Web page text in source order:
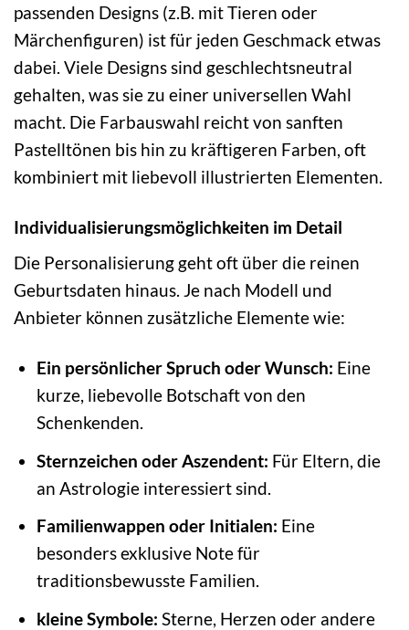
passenden Designs (z.B. mit Tieren oder
Märchenfiguren) ist für jeden Geschmack etwas
dabei. Viele Designs sind geschlechtsneutral
gehalten, was sie zu einer universellen Wahl
macht. Die Farbauswahl reicht von sanften
Pastelltönen bis hin zu kräftigeren Farben, oft
kombiniert mit liebevoll illustrierten Elementen.
Individualisierungsmöglichkeiten im Detail
Die Personalisierung geht oft über die reinen
Geburtsdaten hinaus. Je nach Modell und
Anbieter können zusätzliche Elemente wie:
Ein persönlicher Spruch oder Wunsch: Eine
kurze, liebevolle Botschaft von den
Schenkenden.
Sternzeichen oder Aszendent: Für Eltern, die
an Astrologie interessiert sind.
Familienwappen oder Initialen: Eine
besonders exklusive Note für
traditionsbewusste Familien.
kleine Symbole: Sterne, Herzen oder andere